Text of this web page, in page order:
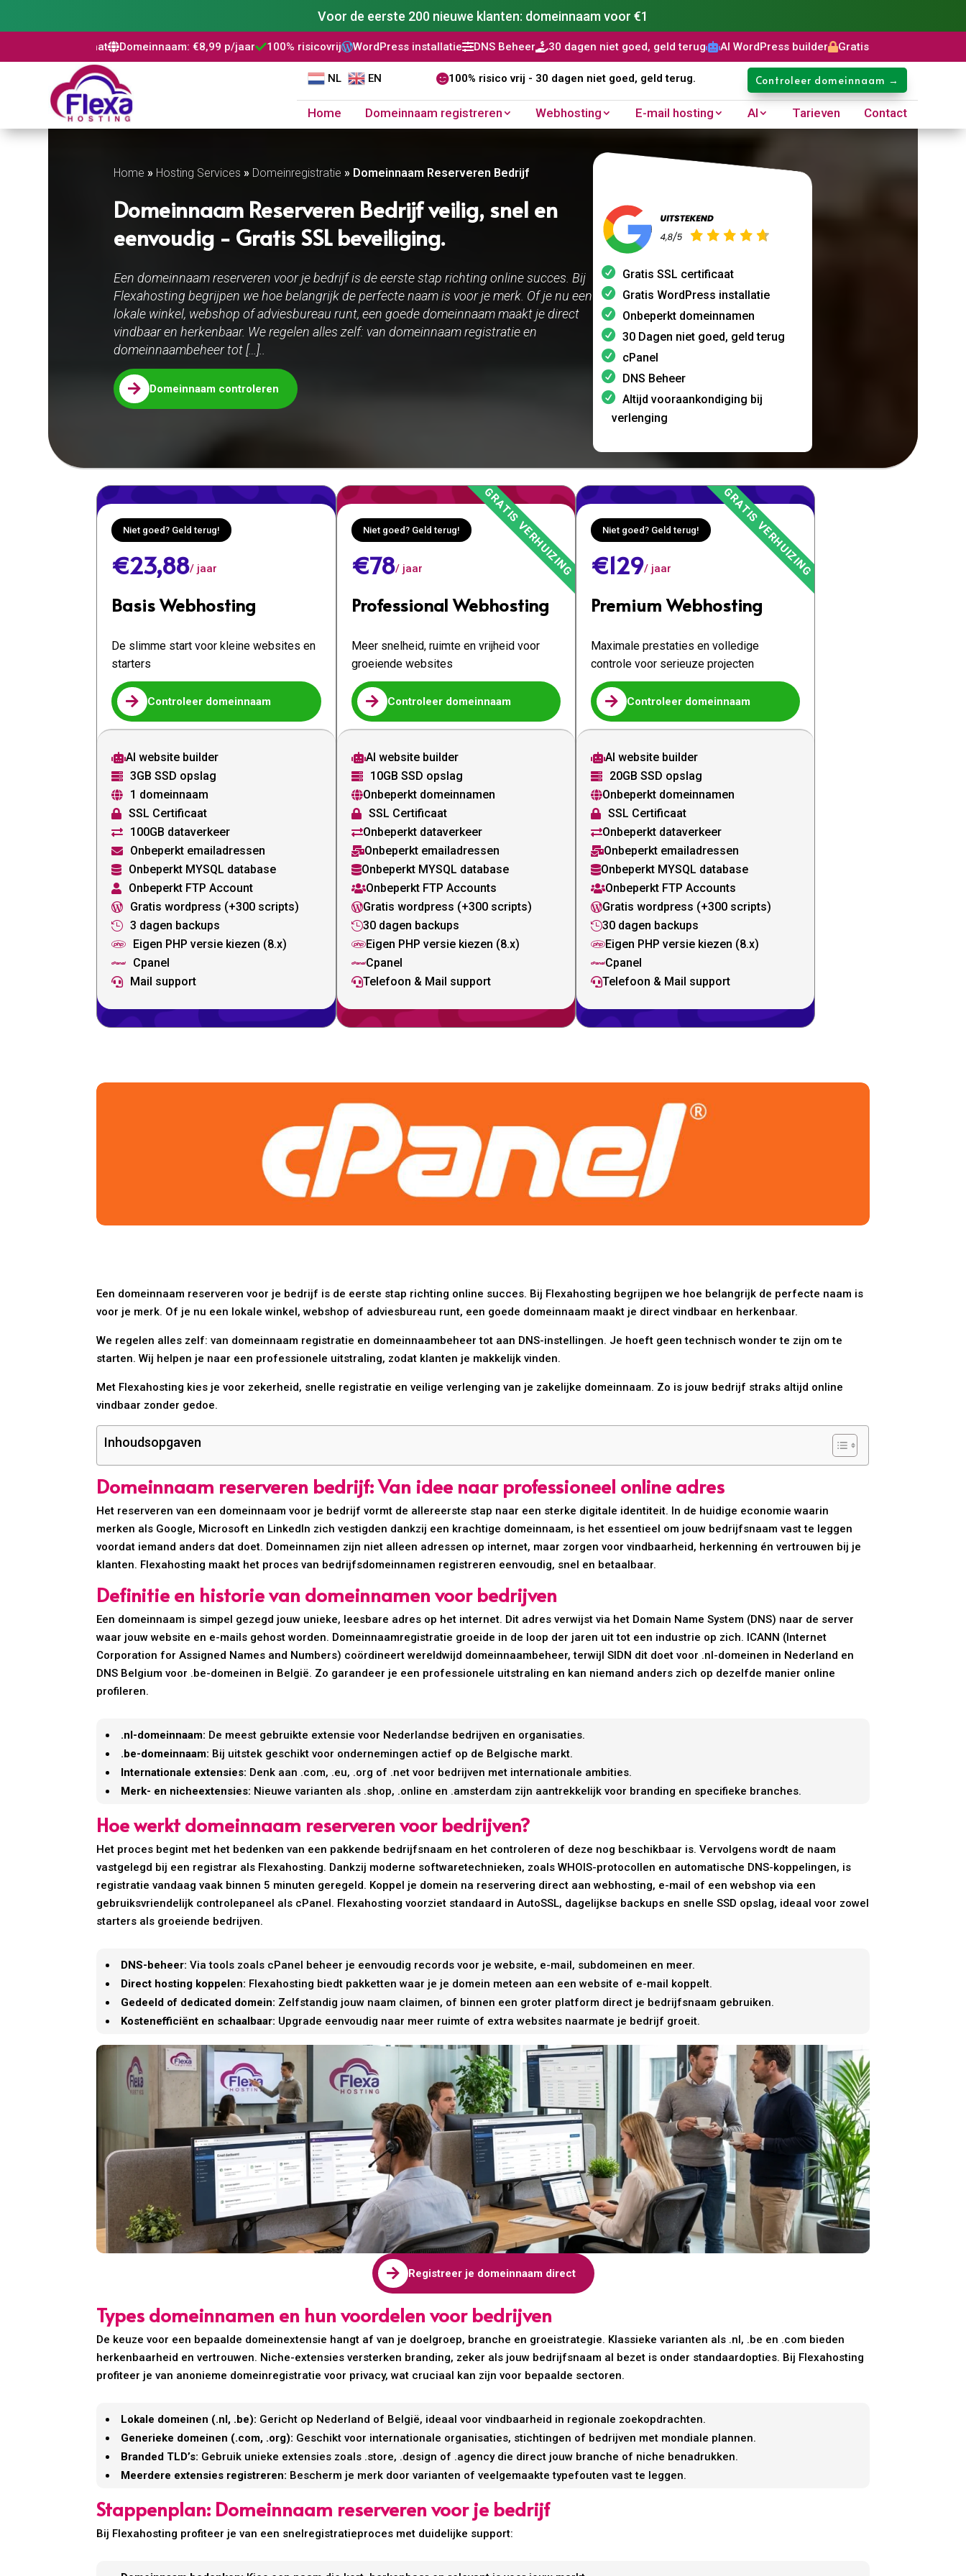
Voor de eerste 200 nieuwe klanten: domeinnaam voor €1
Domeinnaam: €8,99 p/jaar 100% risicovrijWordPress installatieDNS Beheer30 dagen niet goed, geld terugAI WordPress builderGratis SSL certificaat
NL EN 100% risico vrij - 30 dagen niet goed, geld terug. Controleer domeinnaam →
Home Domeinnaam registreren Webhosting E-mail hosting AI Tarieven Contact
Home » Hosting Services » Domeinregistratie » Domeinnaam Reserveren Bedrijf
Domeinnaam Reserveren Bedrijf veilig, snel en
eenvoudig - Gratis SSL beveiliging.
Een domeinnaam reserveren voor je bedrijf is de eerste stap richting online succes. Bij
Flexahosting begrijpen we hoe belangrijk de perfecte naam is voor je merk. Of je nu een
lokale winkel, webshop of adviesbureau runt, een goede domeinnaam maakt je direct
vindbaar en herkenbaar. We regelen alles zelf: van domeinnaam registratie en
domeinnaambeheer tot […]..
 Domeinnaam controleren
Gratis SSL certificaat
Gratis WordPress installatie
Onbeperkt domeinnamen
30 Dagen niet goed, geld terug
cPanel
DNS Beheer
Altijd vooraankondiging bij
verlenging
Niet goed? Geld terug!
€23,88/ jaar
Basis Webhosting
De slimme start voor kleine websites en
starters
 Controleer domeinnaam
AI website builder
 3GB SSD opslag
 1 domeinnaam
 SSL Certificaat
 100GB dataverkeer
 Onbeperkt emailadressen
 Onbeperkt MYSQL database
 Onbeperkt FTP Account
 Gratis wordpress (+300 scripts)
 3 dagen backups
 Eigen PHP versie kiezen (8.x)
 Cpanel
 Mail support
Niet goed? Geld terug!
€78/ jaar
Professional Webhosting
Meer snelheid, ruimte en vrijheid voor
groeiende websites
 Controleer domeinnaam
AI website builder
 10GB SSD opslag
Onbeperkt domeinnamen
 SSL Certificaat
Onbeperkt dataverkeer
Onbeperkt emailadressen
Onbeperkt MYSQL database
Onbeperkt FTP Accounts
Gratis wordpress (+300 scripts)
30 dagen backups
Eigen PHP versie kiezen (8.x)
Cpanel
Telefoon & Mail support
Niet goed? Geld terug!
€129/ jaar
Premium Webhosting
Maximale prestaties en volledige
controle voor serieuze projecten
 Controleer domeinnaam
AI website builder
 20GB SSD opslag
Onbeperkt domeinnamen
 SSL Certificaat
Onbeperkt dataverkeer
Onbeperkt emailadressen
Onbeperkt MYSQL database
Onbeperkt FTP Accounts
Gratis wordpress (+300 scripts)
30 dagen backups
Eigen PHP versie kiezen (8.x)
Cpanel
Telefoon & Mail support
Een domeinnaam reserveren voor je bedrijf is de eerste stap richting online succes. Bij Flexahosting begrijpen we hoe belangrijk de perfecte naam is
voor je merk. Of je nu een lokale winkel, webshop of adviesbureau runt, een goede domeinnaam maakt je direct vindbaar en herkenbaar.
We regelen alles zelf: van domeinnaam registratie en domeinnaambeheer tot aan DNS-instellingen. Je hoeft geen technisch wonder te zijn om te
starten. Wij helpen je naar een professionele uitstraling, zodat klanten je makkelijk vinden.
Met Flexahosting kies je voor zekerheid, snelle registratie en veilige verlenging van je zakelijke domeinnaam. Zo is jouw bedrijf straks altijd online
vindbaar zonder gedoe.
Inhoudsopgaven
Domeinnaam reserveren bedrijf: Van idee naar professioneel online adres
Het reserveren van een domeinnaam voor je bedrijf vormt de allereerste stap naar een sterke digitale identiteit. In de huidige economie waarin
merken als Google, Microsoft en LinkedIn zich vestigden dankzij een krachtige domeinnaam, is het essentieel om jouw bedrijfsnaam vast te leggen
voordat iemand anders dat doet. Domeinnamen zijn niet alleen adressen op internet, maar zorgen voor vindbaarheid, herkenning én vertrouwen bij je
klanten. Flexahosting maakt het proces van bedrijfsdomeinnamen registreren eenvoudig, snel en betaalbaar.
Definitie en historie van domeinnamen voor bedrijven
Een domeinnaam is simpel gezegd jouw unieke, leesbare adres op het internet. Dit adres verwijst via het Domain Name System (DNS) naar de server
waar jouw website en e-mails gehost worden. Domeinnaamregistratie groeide in de loop der jaren uit tot een industrie op zich. ICANN (Internet
Corporation for Assigned Names and Numbers) coördineert wereldwijd domeinnaambeheer, terwijl SIDN dit doet voor .nl-domeinen in Nederland en
DNS Belgium voor .be-domeinen in België. Zo garandeer je een professionele uitstraling en kan niemand anders zich op dezelfde manier online
profileren.
.nl-domeinnaam: De meest gebruikte extensie voor Nederlandse bedrijven en organisaties.
.be-domeinnaam: Bij uitstek geschikt voor ondernemingen actief op de Belgische markt.
Internationale extensies: Denk aan .com, .eu, .org of .net voor bedrijven met internationale ambities.
Merk- en nicheextensies: Nieuwe varianten als .shop, .online en .amsterdam zijn aantrekkelijk voor branding en specifieke branches.
Hoe werkt domeinnaam reserveren voor bedrijven?
Het proces begint met het bedenken van een pakkende bedrijfsnaam en het controleren of deze nog beschikbaar is. Vervolgens wordt de naam
vastgelegd bij een registrar als Flexahosting. Dankzij moderne softwaretechnieken, zoals WHOIS-protocollen en automatische DNS-koppelingen, is
registratie vandaag vaak binnen 5 minuten geregeld. Koppel je domein na reservering direct aan webhosting, e-mail of een webshop via een
gebruiksvriendelijk controlepaneel als cPanel. Flexahosting voorziet standaard in AutoSSL, dagelijkse backups en snelle SSD opslag, ideaal voor zowel
starters als groeiende bedrijven.
DNS-beheer: Via tools zoals cPanel beheer je eenvoudig records voor je website, e-mail, subdomeinen en meer.
Direct hosting koppelen: Flexahosting biedt pakketten waar je je domein meteen aan een website of e-mail koppelt.
Gedeeld of dedicated domein: Zelfstandig jouw naam claimen, of binnen een groter platform direct je bedrijfsnaam gebruiken.
Kostenefficiënt en schaalbaar: Upgrade eenvoudig naar meer ruimte of extra websites naarmate je bedrijf groeit.
 Registreer je domeinnaam direct
Types domeinnamen en hun voordelen voor bedrijven
De keuze voor een bepaalde domeinextensie hangt af van je doelgroep, branche en groeistrategie. Klassieke varianten als .nl, .be en .com bieden
herkenbaarheid en vertrouwen. Niche-extensies versterken branding, zeker als jouw bedrijfsnaam al bezet is onder standaardopties. Bij Flexahosting
profiteer je van anonieme domeinregistratie voor privacy, wat cruciaal kan zijn voor bepaalde sectoren.
Lokale domeinen (.nl, .be): Gericht op Nederland of België, ideaal voor vindbaarheid in regionale zoekopdrachten.
Generieke domeinen (.com, .org): Geschikt voor internationale organisaties, stichtingen of bedrijven met mondiale plannen.
Branded TLD’s: Gebruik unieke extensies zoals .store, .design of .agency die direct jouw branche of niche benadrukken.
Meerdere extensies registreren: Bescherm je merk door varianten of veelgemaakte typefouten vast te leggen.
Stappenplan: Domeinnaam reserveren voor je bedrijf
Bij Flexahosting profiteer je van een snelregistratieproces met duidelijke support: